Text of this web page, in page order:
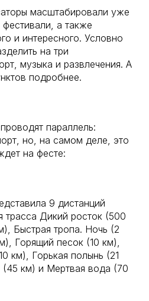
масштабировали уже
а также
и интересного. Условно
на три
музыка и развлечения. А
подробнее.
параллель:
но, на самом деле, это
на фесте:
9 дистанций
трасса Дикий росток (500
Быстрая тропа. Ночь (2
Горящий песок (10 км),
км), Горькая полынь (21
км) и Мертвая вода (70